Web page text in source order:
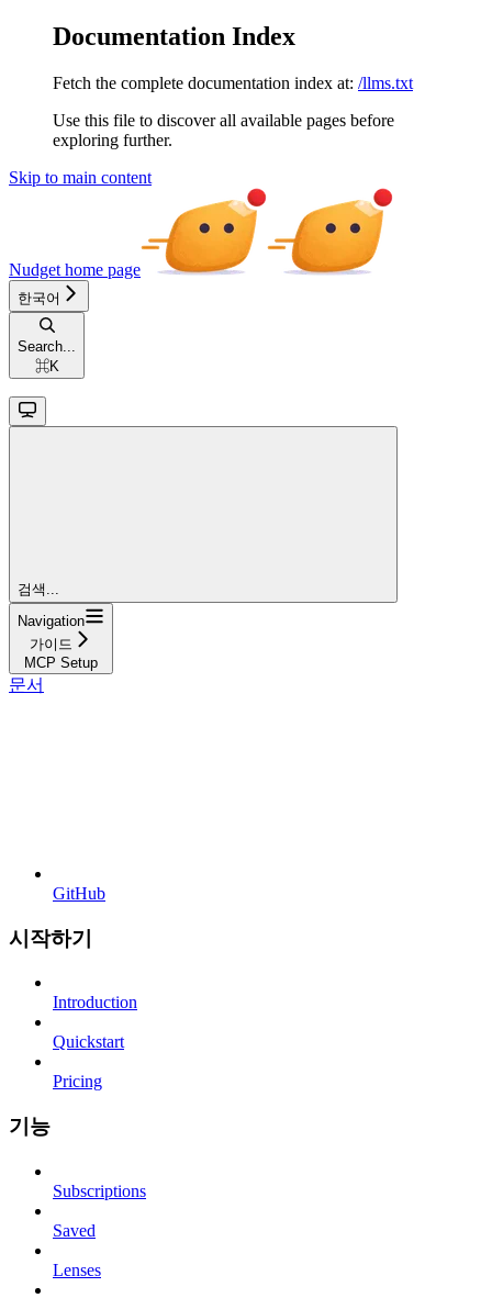
Documentation Index
Fetch the complete documentation index at: /llms.txt
Use this file to discover all available pages before
exploring further.
Skip to main content
Nudget home page
한국어
Search...
⌘K
검색...
Navigation
가이드
MCP Setup
문서
GitHub
시작하기
Introduction
Quickstart
Pricing
기능
Subscriptions
Saved
Lenses